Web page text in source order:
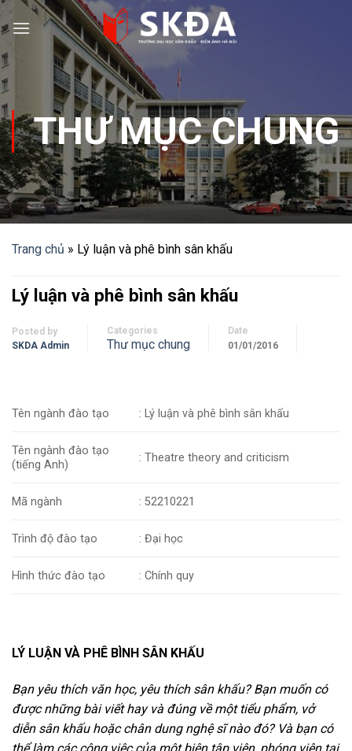
Skip
to
content
THƯ MỤC CHUNG
Trang chủ » Lý luận và phê bình sân khấu
Lý luận và phê bình sân khấu
Posted by
SKDA Admin
Categories
Thư mục chung
Date
01/01/2016
Tên ngành đào tạo : Lý luận và phê bình sân khấu
Tên ngành đào tạo
(tiếng Anh)
:Theatre theory and criticism
Mã ngành :52210221
Trình độ đào tạo : Đại học
Hình thức đào tạo : Chính quy
LÝ LUẬN VÀ PHÊ BÌNH SÂN KHẤU
Bạn yêu thích văn học, yêu thích sân khấu? Bạn muốn có
được những bài viết hay và đúng về một tiểu phẩm, vở
diễn sân khấu hoặc chân dung nghệ sĩ nào đó? Và bạn có